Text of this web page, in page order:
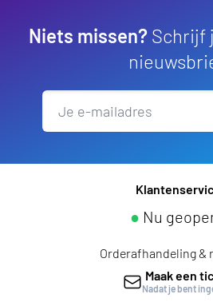
Niets missen? Schrijf
● Nu
Orderafhandeling &
Maak een
Nadat je bent